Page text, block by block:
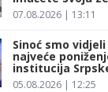
07.08.2026 | 13:11
Sinoć smo vidjeli
najveće
institucija
05.08.2026 | 12:25